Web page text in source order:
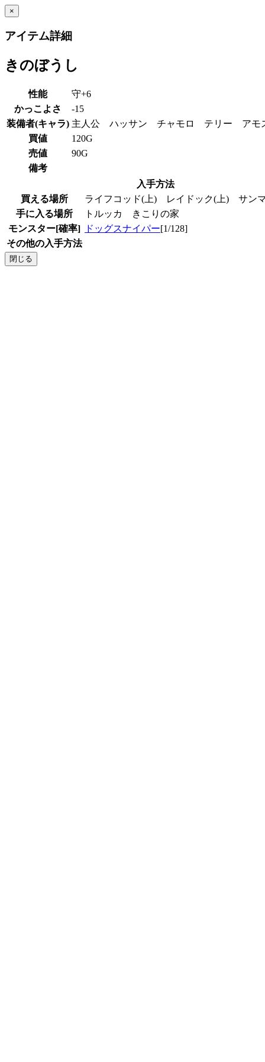
×
アイテム詳細
きのぼうし
性能
守+6
かっこよさ
-15
装備者(キャラ) 主人公 ハッサン チャモロ テリー ア
買値
120G
売値
90G
備考
入手方法
買える場所
ライフコッド(上) レイドック(上) サ
手に入る場所
トルッカ きこりの家
モンスター[確率]
ドッグスナイパー[1/128]
その他の入手方法
閉じる